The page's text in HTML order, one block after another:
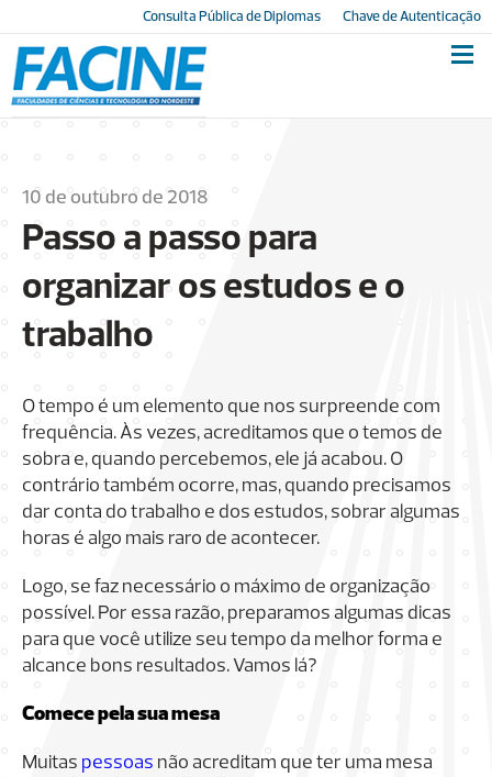
Consulta Pública de Diplomas Chave de Autenticação
10 de outubro de 2018
Passo a passo para
organizar os estudos e o
trabalho
O tempo é um elemento que nos surpreende com
frequência. Às vezes, acreditamos que o temos de
sobra e, quando percebemos, ele já acabou. O
contrário também ocorre, mas, quando precisamos
dar conta do trabalho e dos estudos, sobrar algumas
horas é algo mais raro de acontecer.
Logo, se faz necessário o máximo de organização
possível. Por essa razão, preparamos algumas dicas
para que você utilize seu tempo da melhor forma e
alcance bons resultados. Vamos lá?
Comece pela sua mesa
Muitas pessoas não acreditam que ter uma mesa